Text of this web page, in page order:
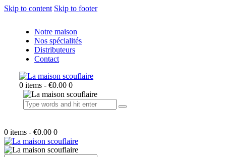
Skip to content Skip to footer
Notre maison
Nos spécialités
Distributeurs
Contact
0 items - €0.00 0
0 items - €0.00 0